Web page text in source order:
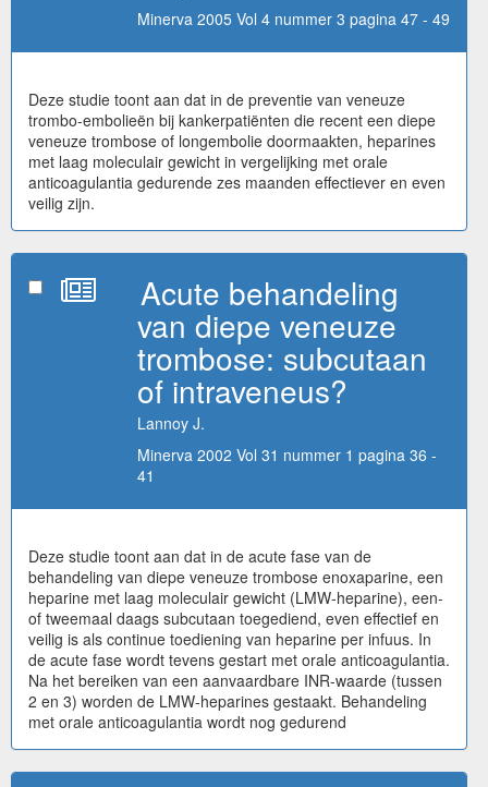
Minerva 2005 Vol 4 nummer 3 pagina 47 - 49
Deze studie toont aan dat in de preventie van veneuze
trombo-embolieën bij kankerpatiënten die recent een diepe
veneuze trombose of longembolie doormaakten, heparines
met laag moleculair gewicht in vergelijking met orale
anticoagulantia gedurende zes maanden effectiever en even
veilig zijn.
Acute behandeling
van diepe veneuze
trombose: subcutaan
of intraveneus?
Lannoy J.
Minerva 2002 Vol 31 nummer 1 pagina 36 -
41
Deze studie toont aan dat in de acute fase van de
behandeling van diepe veneuze trombose enoxaparine, een
heparine met laag moleculair gewicht (LMW-heparine), een-
of tweemaal daags subcutaan toegediend, even effectief en
veilig is als continue toediening van heparine per infuus. In
de acute fase wordt tevens gestart met orale anticoagulantia.
Na het bereiken van een aanvaardbare INR-waarde (tussen
2 en 3) worden de LMW-heparines gestaakt. Behandeling
met orale anticoagulantia wordt nog gedurend